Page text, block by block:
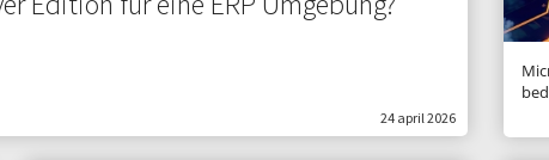
24 april 2026